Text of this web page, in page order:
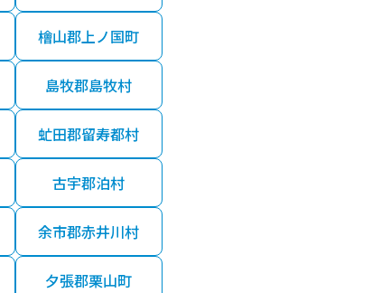
檜山郡上ノ国町
島牧郡島牧村
虻田郡留寿都村
古宇郡泊村
余市郡赤井川村
夕張郡栗山町